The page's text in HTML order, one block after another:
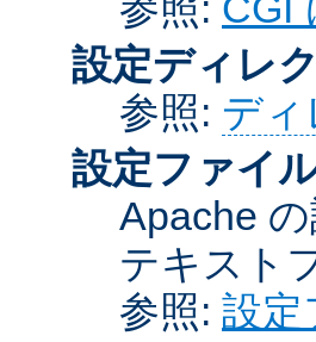
設定ディレ
参照: デ
設定ファイ
Apache
テキスト
参照: 設定